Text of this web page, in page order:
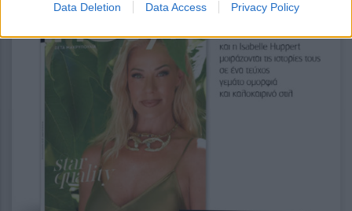
Data Deletion Data Access Privacy Policy